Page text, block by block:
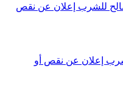
للشرب إعلان عن نقص
إعلان عن نقص أو